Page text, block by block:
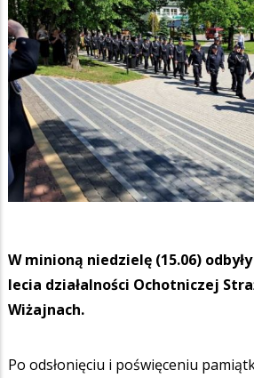
W minioną niedzielę (15.06)
lecia działalności Ochotniczej
Wiżajnach.
Po odsłonięciu i poświęceniu